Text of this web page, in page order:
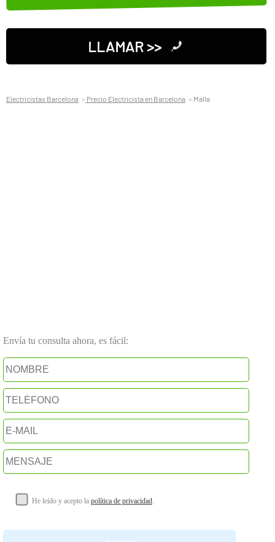
LLAMAR >>
Electricistas Barcelona Precio Electricista en Barcelona Malla
Envía tu consulta ahora, es fácil:
He leído y acepto la política de privacidad.